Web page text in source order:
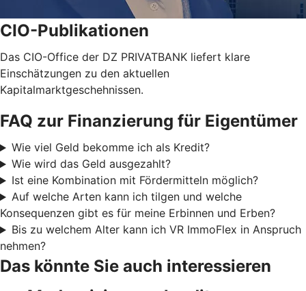
CIO-Publikationen
Das CIO-Office der DZ PRIVATBANK liefert klare
Einschätzungen zu den aktuellen
Kapitalmarktgeschehnissen.
FAQ zur Finanzierung für Eigentümer
Wie viel Geld bekomme ich als Kredit?
Wie wird das Geld ausgezahlt?
Ist eine Kombination mit Fördermitteln möglich?
Auf welche Arten kann ich tilgen und welche
Konsequenzen gibt es für meine Erbinnen und Erben?
Bis zu welchem Alter kann ich VR ImmoFlex in Anspruch
nehmen?
Das könnte Sie auch interessieren